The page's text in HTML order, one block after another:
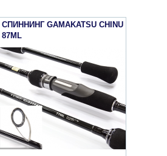
СПИННИНГ GAMAKATSU CHINU
87ML